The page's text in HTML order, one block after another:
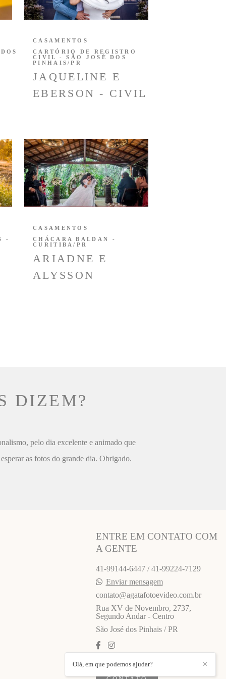
JAQUELINE E
EBERSON - CIVIL
CASAMENTOS
CARTÓRIO DE REGISTRO
CIVIL - SÃO JOSÉ DOS
PINHAIS/PR
-
ARIADNE E
ALYSSON
CASAMENTOS
CHÁCARA BALDAN -
CURITIBA/PR
DIZEM?
pelo dia excelente e animado que
as fotos do grande dia. Obrigado.
ENTRE EM CONTATO COM
A GENTE
41-99144-6447 / 41-99224-7129
Enviar mensagem
contato@agatafotoevideo.com.br
Rua XV de Novembro, 2737,
Segundo Andar - Centro
São José dos Pinhais / PR
✕
Olá, em que podemos ajudar?